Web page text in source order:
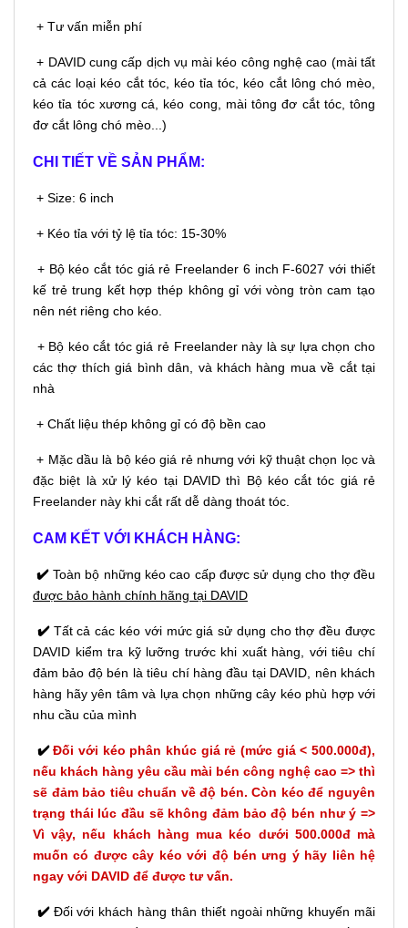
+ Tư vấn miễn phí
+ DAVID cung cấp dịch vụ mài kéo công nghệ cao (mài tất
cả các loại kéo cắt tóc, kéo tỉa tóc, kéo cắt lông chó mèo,
kéo tỉa tóc xương cá, kéo cong, mài tông đơ cắt tóc, tông
đơ cắt lông chó mèo...)
CHI TIẾT VỀ SẢN PHẨM:
+ Size: 6 inch
+ Kéo tỉa với tỷ lệ tỉa tóc: 15-30%
+ Bộ kéo cắt tóc giá rẻ Freelander 6 inch F-6027 với thiết
kế trẻ trung kết hợp thép không gỉ với vòng tròn cam tạo
nên nét riêng cho kéo.
+ Bộ kéo cắt tóc giá rẻ Freelander này là sự lựa chọn cho
các thợ thích giá bình dân, và khách hàng mua về cắt tại
nhà
+ Chất liệu thép không gỉ có độ bền cao
+ Mặc dầu là bộ kéo giá rẻ nhưng với kỹ thuật chọn lọc và
đặc biệt là xử lý kéo tại DAVID thì Bộ kéo cắt tóc giá rẻ
Freelander này khi cắt rất dễ dàng thoát tóc.
CAM KẾT VỚI KHÁCH HÀNG:
✔️ Toàn bộ những kéo cao cấp được sử dụng cho thợ đều
được bảo hành chính hãng tại DAVID
✔️ Tất cả các kéo với mức giá sử dụng cho thợ đều được
DAVID kiểm tra kỹ lưỡng trước khi xuất hàng, với tiêu chí
đảm bảo độ bén là tiêu chí hàng đầu tại DAVID, nên khách
hàng hãy yên tâm và lựa chọn những cây kéo phù hợp với
nhu cầu của mình
✔️Đối với kéo phân khúc giá rẻ (mức giá < 500.000đ),
nếu khách hàng yêu cầu mài bén công nghệ cao => thì
sẽ đảm bảo tiêu chuẩn về độ bén. Còn kéo để nguyên
trạng thái lúc đầu sẽ không đảm bảo độ bén như ý =>
Vì vậy, nếu khách hàng mua kéo dưới 500.000đ mà
muốn có được cây kéo với độ bén ưng ý hãy liên hệ
ngay với DAVID để được tư vấn.
✔️Đối với khách hàng thân thiết ngoài những khuyến mãi